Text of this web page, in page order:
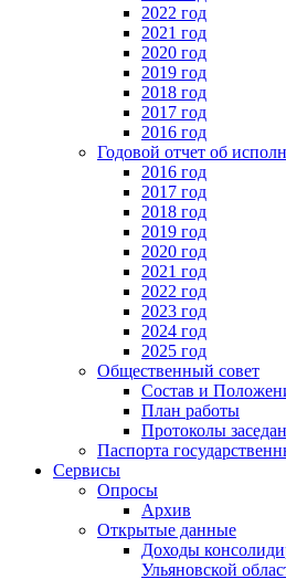
2022 год
2021 год
2020 год
2019 год
2018 год
2017 год
2016 год
Годовой отчет об
2016 год
2017 год
2018 год
2019 год
2020 год
2021 год
2022 год
2023 год
2024 год
2025 год
Общественный совет
Состав и
План работы
Протоколы
Паспорта
Сервисы
Опросы
Архив
Открытые данные
Доходы
Ульяновской